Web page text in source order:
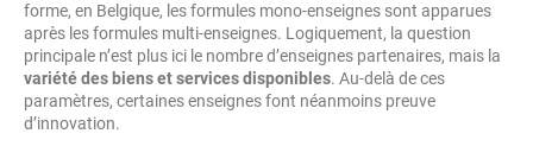
forme, en Belgique, les formules mono-enseignes sont apparues
après les formules multi-enseignes. Logiquement, la question
principale n’est plus ici le nombre d’enseignes partenaires, mais la
variété des biens et services disponibles. Au-delà de ces
paramètres, certaines enseignes font néanmoins preuve
d’innovation.